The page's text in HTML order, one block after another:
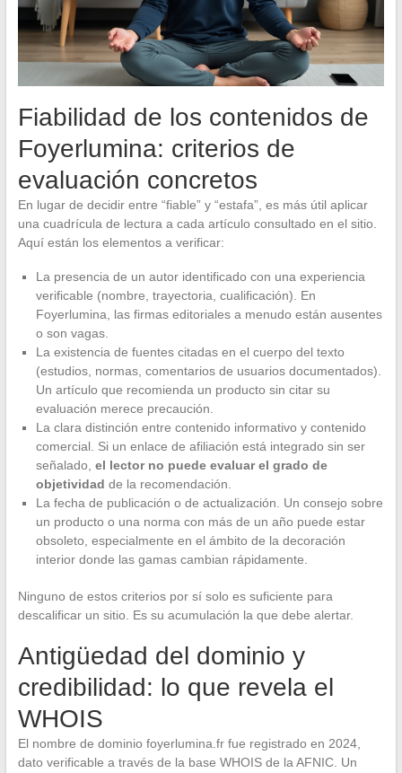
Fiabilidad de los contenidos de
Foyerlumina: criterios de
evaluación concretos
En lugar de decidir entre “fiable” y “estafa”, es más útil aplicar
una cuadrícula de lectura a cada artículo consultado en el sitio.
Aquí están los elementos a verificar:
La presencia de un autor identificado con una experiencia
verificable (nombre, trayectoria, cualificación). En
Foyerlumina, las firmas editoriales a menudo están ausentes
o son vagas.
La existencia de fuentes citadas en el cuerpo del texto
(estudios, normas, comentarios de usuarios documentados).
Un artículo que recomienda un producto sin citar su
evaluación merece precaución.
La clara distinción entre contenido informativo y contenido
comercial. Si un enlace de afiliación está integrado sin ser
señalado, el lector no puede evaluar el grado de
objetividad de la recomendación.
La fecha de publicación o de actualización. Un consejo sobre
un producto o una norma con más de un año puede estar
obsoleto, especialmente en el ámbito de la decoración
interior donde las gamas cambian rápidamente.
Ninguno de estos criterios por sí solo es suficiente para
descalificar un sitio. Es su acumulación la que debe alertar.
Antigüedad del dominio y
credibilidad: lo que revela el
WHOIS
El nombre de dominio foyerlumina.fr fue registrado en 2024,
dato verificable a través de la base WHOIS de la AFNIC. Un